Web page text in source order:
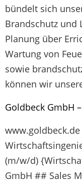
bündelt sich
Brandschutz und
Planung über
Wartung von
sowie
können wir
Goldbeck GmbH
www.goldbeck.de
(m/w/d)
GmbH ## Sales